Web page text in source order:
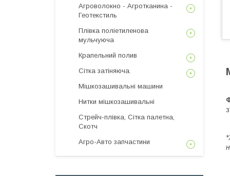
Агроволокно - Агротканина -
Геотекстиль
Плівка поліетиленова
мульчуюча
Крапельний полив
Сітка затіняюча.
Мішкозашивальні машини
Нитки мішкозашивальні
Стрейч-плівка, Сітка палетна,
Скотч
Агро-Авто запчастини